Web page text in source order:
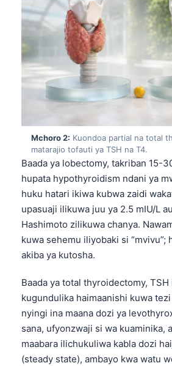
Mchoro 2: Kuondoa partial na total
matarajio tofauti ya TSH na T4.
Baada ya lobectomy, takriban 15-
hupata hypothyroidism ndani ya
huku hatari ikiwa kubwa zaidi
upasuaji ilikuwa juu ya 2.5 mIU/L
Hashimoto zilikuwa chanya.
kuwa sehemu iliyobaki si “mvivu”;
akiba ya kutosha.
Baada ya total thyroidectomy,
kugundulika haimaanishi kuwa
nyingi ina maana dozi ya
sana, ufyonzwaji si wa kuaminika,
maabara ilichukuliwa kabla dozi
(steady state), ambayo kwa watu